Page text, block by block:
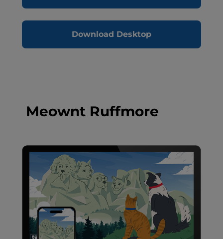
Download Desktop
Meownt Ruffmore